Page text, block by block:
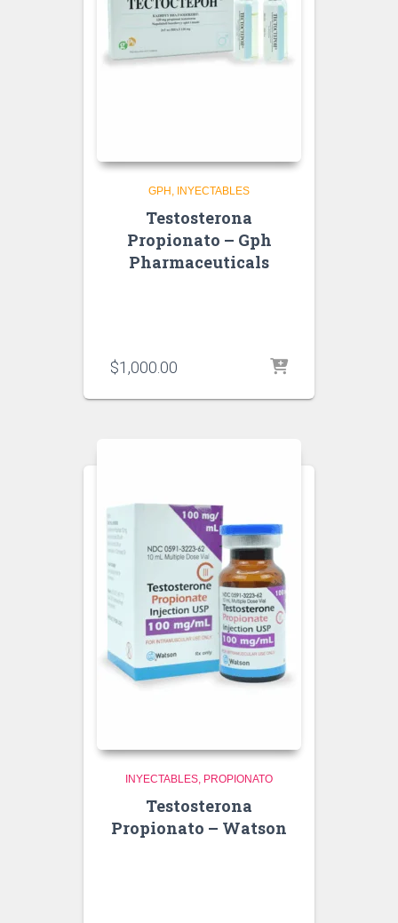
GPH INYECTABLES
Testosterona
Propionato – Gph
Pharmaceuticals
$1,000.00
INYECTABLES PROPIONATO
Testosterona
Propionato – Watson